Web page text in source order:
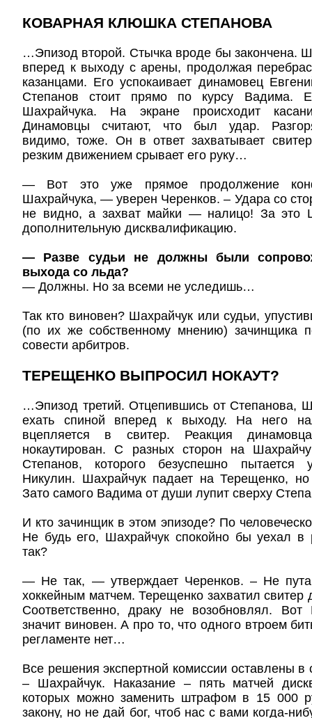
КОВАРНАЯ КЛЮШКА СТЕПАНОВА
…Эпизод второй. Стычка вроде бы закончена.
вперед к выходу с арены, продолжая
казанцами. Его успокаивает динамовец
Степанов стоит прямо по курсу Вадима.
Шахрайчука. На экране происходит
Динамовцы считают, что был удар.
видимо, тоже. Он в ответ захватывает
резким движением срывает его руку…
— Вот это уже прямое продолжение
Шахрайчука, — уверен Черенков. – Удара со
не видно, а захват майки — налицо! За это
дополнительную дисквалификацию.
— Разве судьи не должны были
выхода со льда?
— Должны. Но за всеми не уследишь…
Так кто виновен? Шахрайчук или судьи,
(по их же собственному мнению) зачинщика
совести арбитров.
ТЕРЕЩЕНКО ВЫПРОСИЛ НОКАУТ?
…Эпизод третий. Отцепившись от Степанова,
ехать спиной вперед к выходу. На него
вцепляется в свитер. Реакция
нокаутирован. С разных сторон на
Степанов, которого безуспешно пытается
Никулин. Шахрайчук падает на Терещенко,
Зато самого Вадима от души лупит сверху
И кто зачинщик в этом эпизоде? По
Не будь его, Шахрайчук спокойно бы уехал в
так?
— Не так, — утверждает Черенков. – Не
хоккейным матчем. Терещенко захватил
Соответственно, драку не возобновлял.
значит виновен. А про то, что одного втроем
регламенте нет…
Все решения экспертной комиссии оставлены
– Шахрайчук. Наказание – пять матчей
которых можно заменить штрафом в 15 000
закону, но не дай бог, чтоб нас с вами когда-